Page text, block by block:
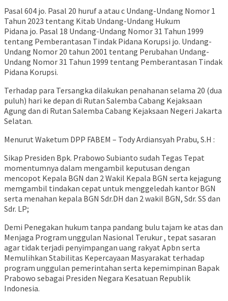
Pasal 604 jo. Pasal 20 huruf a atau c Undang-Undang Nomor 1
Tahun 2023 tentang Kitab Undang-Undang Hukum
Pidana jo. Pasal 18 Undang-Undang Nomor 31 Tahun 1999
tentang Pemberantasan Tindak Pidana Korupsi jo. Undang-
Undang Nomor 20 tahun 2001 tentang Perubahan Undang-
Undang Nomor 31 Tahun 1999 tentang Pemberantasan Tindak
Pidana Korupsi.
Terhadap para Tersangka dilakukan penahanan selama 20 (dua
puluh) hari ke depan di Rutan Salemba Cabang Kejaksaan
Agung dan di Rutan Salemba Cabang Kejaksaan Negeri Jakarta
Selatan.
Menurut Waketum DPP FABEM – Tody Ardiansyah Prabu, S.H :
Sikap Presiden Bpk. Prabowo Subianto sudah Tegas Tepat
momentumnya dalam mengambil keputusan dengan
mencopot Kepala BGN dan 2 Wakil Kepala BGN serta kejagung
memgambil tindakan cepat untuk menggeledah kantor BGN
serta menahan kepala BGN Sdr.DH dan 2 wakil BGN, Sdr. SS dan
Sdr. LP;
Demi Penegakan hukum tanpa pandang bulu tajam ke atas dan
Menjaga Program unggulan Nasional Terukur , tepat sasaran
agar tidak terjadi penyimpangan uang rakyat Apbn serta
Memulihkan Stabilitas Kepercayaan Masyarakat terhadap
program unggulan pemerintahan serta kepemimpinan Bapak
Prabowo sebagai Presiden Negara Kesatuan Republik
Indonesia.